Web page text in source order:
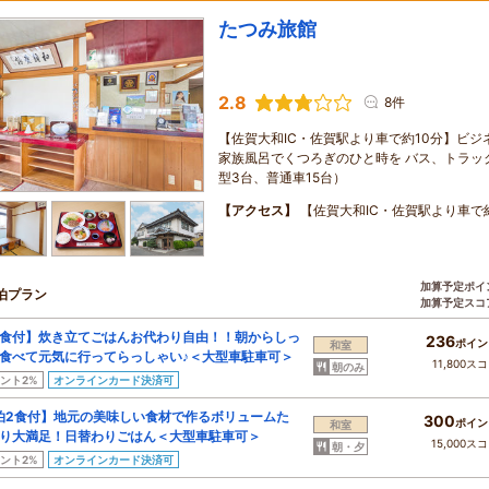
たつみ旅館
2.8 8件
【佐賀大和IC・佐賀駅より車で約10分】ビ
家族風呂でくつろぎのひと時を バス、トラ
型3台、普通車15台）
【アクセス】
【佐賀大和IC・佐賀駅より車
プラン
加算予定ポイ
加算予定スコ
付】炊き立てごはんお代わり自由！！朝からしっ
べて元気に行ってらっしゃい♪＜大型車駐車可＞
ト2% オンラインカード決済可
和室
朝のみ
236ポイ
11,800ス
2食付】地元の美味しい食材で作るボリュームた
大満足！日替わりごはん＜大型車駐車可＞
ト2% オンラインカード決済可
和室
朝・夕
300ポイ
15,000ス